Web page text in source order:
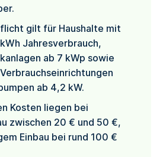
gilt für Haushalte mit
Jahresverbrauch,
ab 7 kWp sowie
ab 4,2 kW.
Kosten liegen bei
zwischen 20 € und 50 €,
Einbau bei rund 100 €